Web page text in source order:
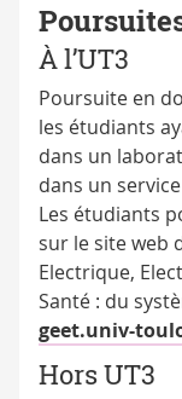
À l’UT3
Poursuite en
les étudiants
dans un
dans un
Les étudiants
sur le site web
Electrique,
Santé : du
geet.univ-
Hors UT3